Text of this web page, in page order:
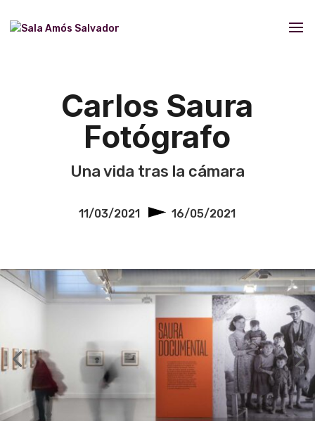
Carlos Saura
Fotógrafo
Una vida tras la cámara
11/03/2021 16/05/2021